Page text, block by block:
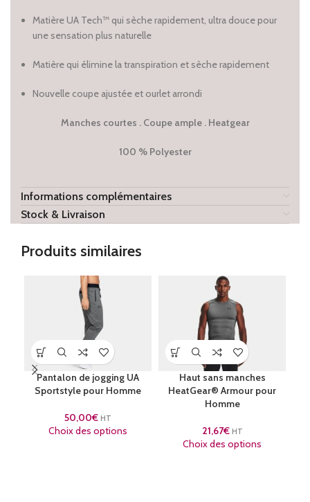
Matière UA Tech™ qui sèche rapidement, ultra doucepour
une sensation plus naturelle
Matière qui élimine la transpiration et sèche rapidement
Nouvelle coupe ajustée et ourlet arrondi
Manches courtes . Coupe ample . Heatgear
100 % Polyester
Informations complémentaires
Stock & Livraison
Produits similaires
Pantalon de jogging UA
Sportstyle pour Homme
50,00€ HT
Choix des options
Haut sans manches
HeatGear® Armour pour
Homme
21,67€ HT
Choix des options